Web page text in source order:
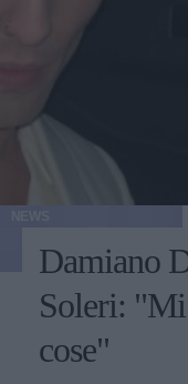
Damiano
Soleri: "Mi
cose"